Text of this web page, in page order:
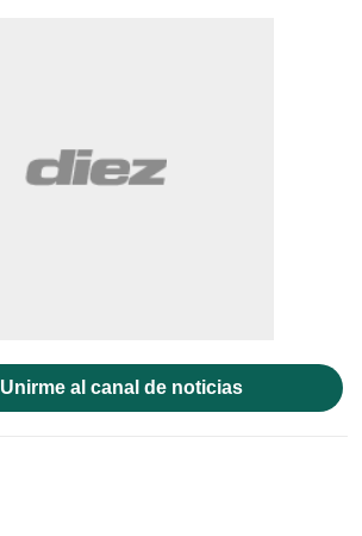
Unirme al canal de noticias